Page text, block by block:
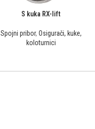
S kuka RX-lift
Spojni pribor, Osigurači, kuke,
koloturnici